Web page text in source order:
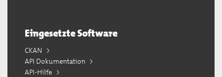
Eingesetzte Software
CKAN
API Dokumentation
API-Hilfe